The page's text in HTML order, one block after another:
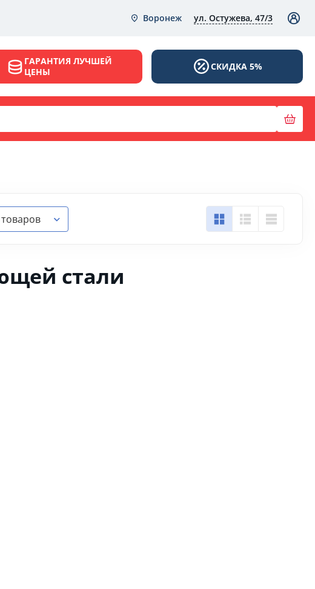
Воронеж ул. Остужева, 47/3
ГАРАНТИЯ ЛУЧШЕЙ
ЦЕНЫ
СКИДКА 5%
стали